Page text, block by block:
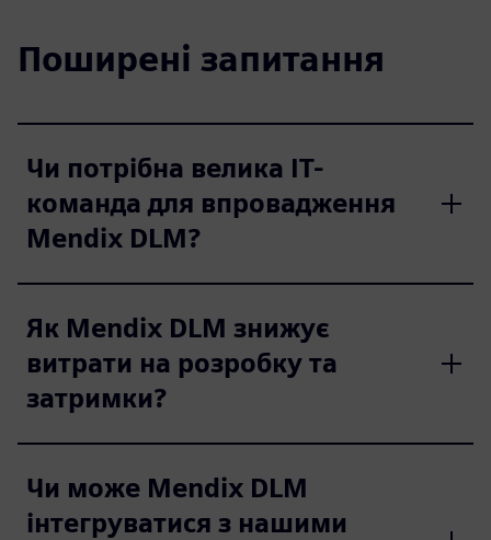
Поширені запитання
Чи потрібна велика ІТ-
команда для впровадження
Mendix DLM?
Як Mendix DLM знижує
витрати на розробку та
затримки?
Чи може Mendix DLM
інтегруватися з нашими